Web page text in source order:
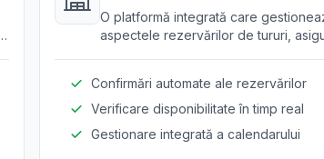
rezervărilor
O platformă integrată care
aspectele rezervărilor de tururi,
Confirmări automate ale rezervărilor
Verificare disponibilitate în timp real
Gestionare integrată a calendarului